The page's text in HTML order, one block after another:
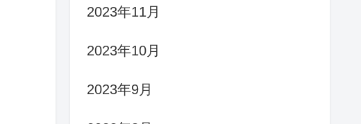
2023年11月
2023年10月
2023年9月